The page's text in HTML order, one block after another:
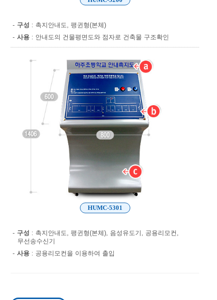
- 구성 : 촉지안내도, 팽귄형(본체)
- 사용 : 안내도의 건물평면도와 점자로 건축물 구조확인
HUMC-5301
- 구성 : 촉지안내도, 팽귄형(본체), 음성유도기, 공용리모컨,
무선송수신기
- 사용 : 공용리모컨을 이용하여 출입